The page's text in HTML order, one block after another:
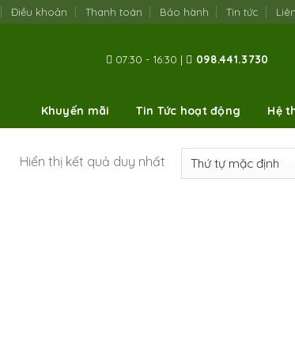
Điều khoản Thanh toán Bảo hành Tin tức
07:30 - 16:30 | 098.441.3730
Khuyến mãi Tin Tức hoạt động Hệ
Hiển thị kết quả duy nhất